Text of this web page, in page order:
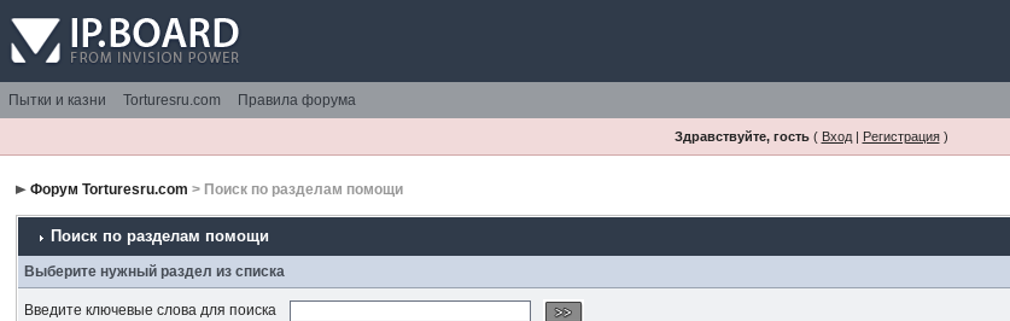
Пытки и казни Torturesru.com Правила форума
Здравствуйте, гость( Вход| Регистрация)
Форум Torturesru.com > Поиск по разделам помощи
Поиск по разделам помощи
Выберите нужный раздел из списка
Введите ключевые слова для поиска